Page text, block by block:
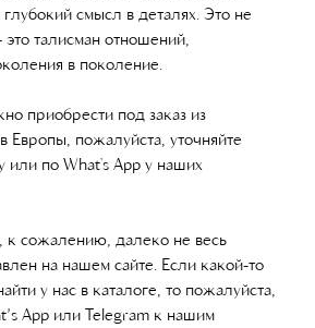
смысл в деталях. Это не
талисман отношений,
в поколение.
приобрести под заказ из
Европы, пожалуйста, уточняйте
или по What's App у наших
сожалению, далеко не весь
на нашем сайте. Если какой-то
у нас в каталоге, то пожалуйста,
App или Telegram к нашим